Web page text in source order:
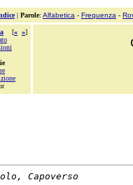
| Parole: Alfabetica - Frequenza -
[« »]
Capoverso